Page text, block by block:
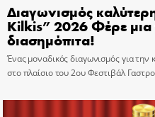
Διαγωνισμός
Kilkis” 2026 Φέρε μια
διασημόπιτα!
Ένας μοναδικός διαγωνισμός για την
στο πλαίσιο του 2ου Φεστιβάλ